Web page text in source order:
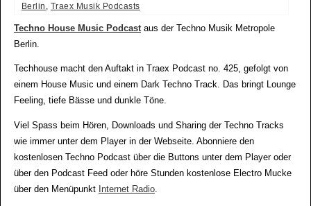
Berlin , Traex Musik Podcasts
Techno House Music Podcastaus der Techno Musik Metropole
Berlin.
Techhouse macht den Auftakt in Traex Podcast no. 425, gefolgt von
einem House Music und einem Dark Techno Track. Das bringt Lounge
Feeling, tiefe Bässe und dunkle Töne.
Viel Spass beim Hören, Downloads und Sharing der Techno Tracks
wie immer unter dem Player in der Webseite. Abonniere den
kostenlosen Techno Podcast über die Buttons unter dem Player oder
über den Podcast Feed oder höre Stunden kostenlose Electro Mucke
über den Menüpunkt Internet Radio.